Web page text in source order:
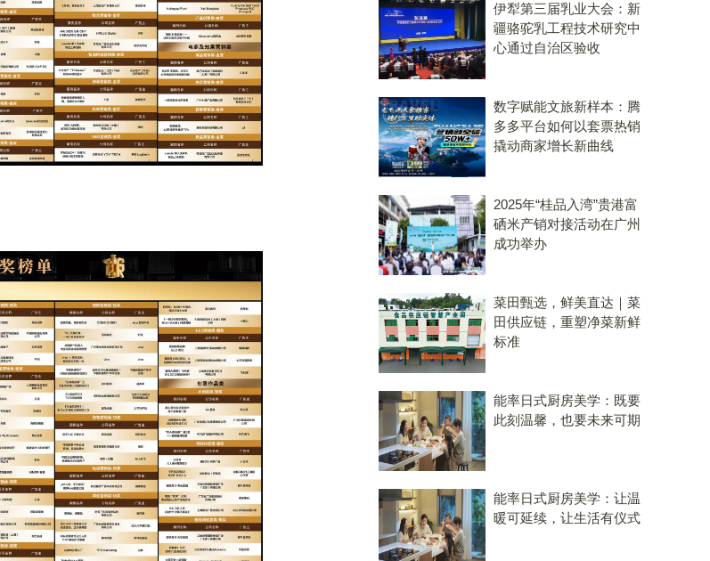
伊犁第三届乳业大会：新
疆骆驼乳工程技术研究中
心通过自治区验收
数字赋能文旅新样本：腾
多多平台如何以套票热销
撬动商家增长新曲线
2025年“桂品入湾”贵港富
硒米产销对接活动在广州
成功举办
菜田甄选，鲜美直达｜菜
田供应链，重塑净菜新鲜
标准
能率日式厨房美学：既要
此刻温馨，也要未来可期
能率日式厨房美学：让温
暖可延续，让生活有仪式